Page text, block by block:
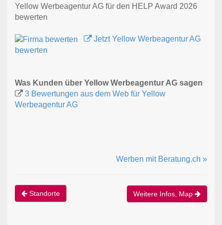
Yellow Werbeagentur AG für den HELP Award 2026
bewerten
Jetzt Yellow Werbeagentur AG
bewerten
Was Kunden über Yellow Werbeagentur AG sagen
3 Bewertungen aus dem Web für Yellow
Werbeagentur AG
Werben mit Beratung.ch »
Standorte Weitere Infos, Map